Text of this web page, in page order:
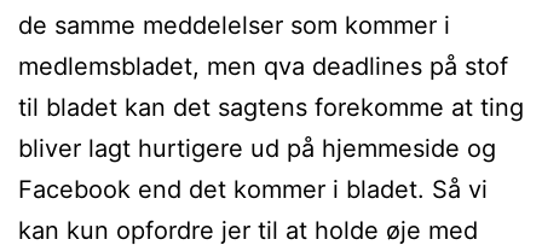
de samme meddelelser som kommer i
medlemsbladet, men qva deadlines på stof
til bladet kan det sagtens forekomme at ting
bliver lagt hurtigere ud på hjemmeside og
Facebook end det kommer i bladet. Så vi
kan kun opfordre jer til at holde øje med